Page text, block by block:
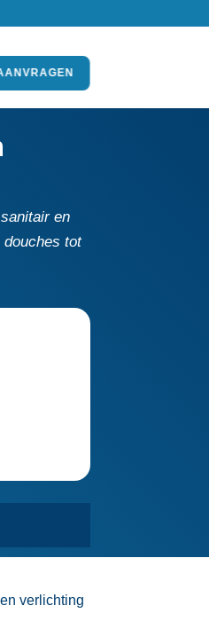
en
tot
verlichting